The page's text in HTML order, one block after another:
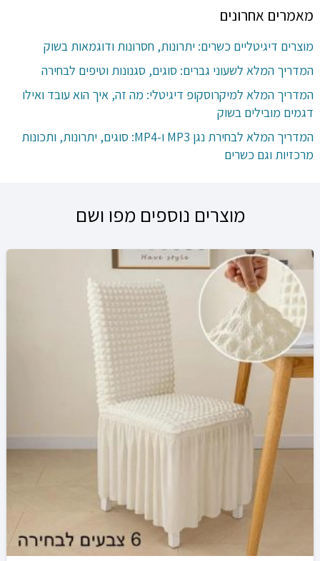
מאמרים אחרונים
מוצרים דיגיטליים כשרים: יתרונות, חסרונות ודוגמאות בשוק
המדריך המלא לשעוני גברים: סוגים, סגנונות וטיפים לבחירה
המדריך המלא למיקרוסקופ דיגיטלי: מה זה, איך הוא עובד ואילו
דגמים מובילים בשוק
המדריך המלא לבחירת נגן MP3 ו-MP4: סוגים, יתרונות, ותכונות
מרכזיות וגם כשרים
מוצרים נוספים מפו ושם